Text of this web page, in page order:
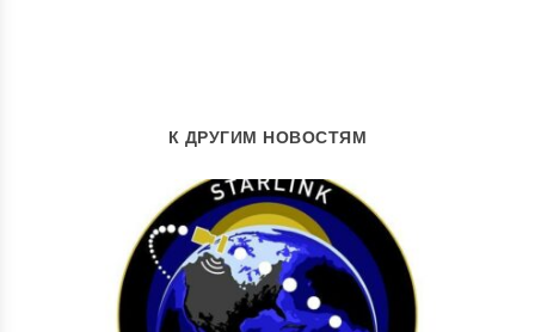
К ДРУГИМ НОВОСТЯМ